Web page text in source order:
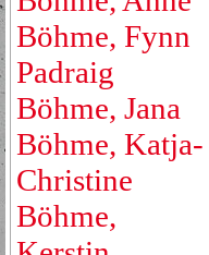
Böhme, Fynn
Padraig
Böhme, Jana
Böhme, Katja-
Christine
Böhme,